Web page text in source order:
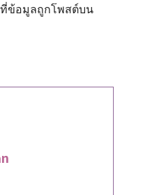
ข้อมูลถูกโพสต์บน